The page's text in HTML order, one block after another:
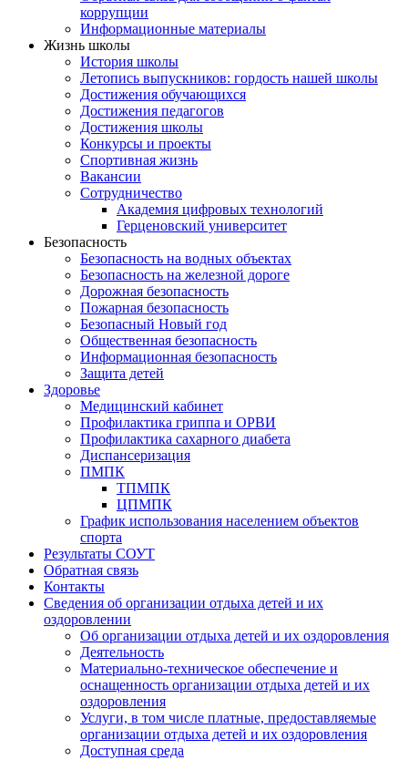
коррупции
Информационные материалы
Жизнь школы
История школы
Летопись выпускников: гордость нашей школы
Достижения обучающихся
Достижения педагогов
Достижения школы
Конкурсы и проекты
Спортивная жизнь
Вакансии
Сотрудничество
Академия цифровых технологий
Герценовский университет
Безопасность
Безопасность на водных объектах
Безопасность на железной дороге
Дорожная безопасность
Пожарная безопасность
Безопасный Новый год
Общественная безопасность
Информационная безопасность
Защита детей
Здоровье
Медицинский кабинет
Профилактика гриппа и ОРВИ
Профилактика сахарного диабета
Диспансеризация
ПМПК
ТПМПК
ЦПМПК
График использования населением объектов
спорта
Результаты СОУТ
Обратная связь
Контакты
Сведения об организации отдыха детей и их
оздоровлении
Об организации отдыха детей и их оздоровления
Деятельность
Материально-техническое обеспечение и
оснащенность организации отдыха детей и их
оздоровления
Услуги, в том числе платные, предоставляемые
организации отдыха детей и их оздоровления
Доступная среда